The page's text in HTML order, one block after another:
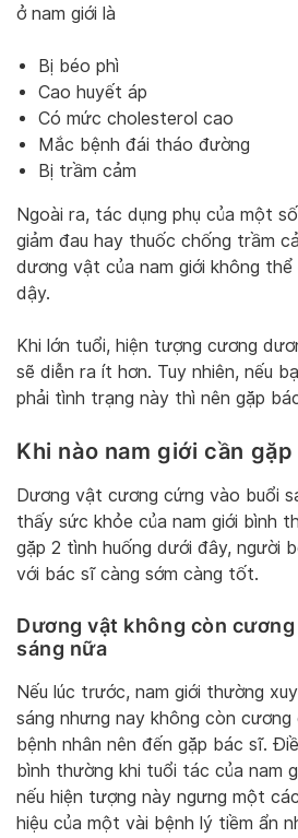
ở nam giới là
Bị béo phì
Cao huyết áp
Có mức cholesterol cao
Mắc bệnh đái tháo đường
Bị trầm cảm
Ngoài ra, tác dụng phụ của một
giảm đau hay thuốc chống trầm
dương vật của nam giới không
dậy.
Khi lớn tuổi, hiện tượng cương
sẽ diễn ra ít hơn. Tuy nhiên, nếu
phải tình trạng này thì nên gặp
Khi nào nam giới cần
Dương vật cương cứng vào buổi
thấy sức khỏe của nam giới bình
gặp 2 tình huống dưới đây, người
với bác sĩ càng sớm càng tốt.
Dương vật không còn
sáng nữa
Nếu lúc trước, nam giới thường
sáng nhưng nay không còn
bệnh nhân nên đến gặp bác sĩ.
bình thường khi tuổi tác của nam
nếu hiện tượng này ngưng một
hiệu của một vài bệnh lý tiềm ẩn